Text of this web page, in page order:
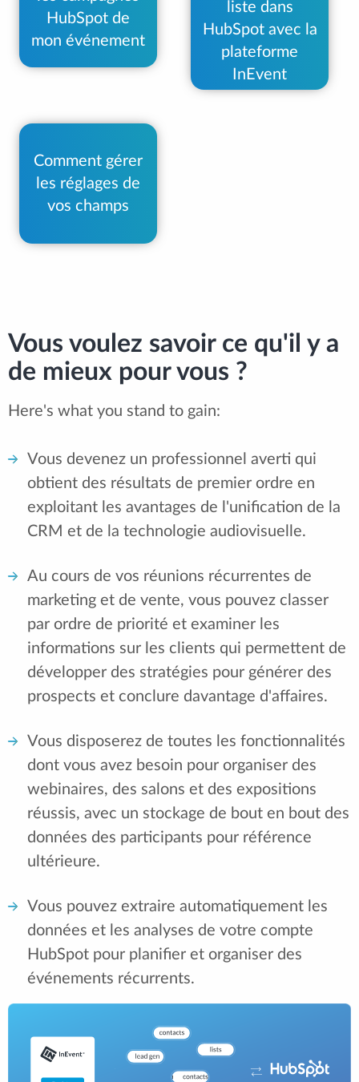
HubSpot de
mon événement
liste dans
HubSpot avec la
plateforme
InEvent
Comment gérer
les réglages de
vos champs
Vous voulez savoir ce qu'il y a
de mieux pour vous ?
Here's what you stand to gain:
Vous devenez un professionnel averti qui
obtient des résultats de premier ordre en
exploitant les avantages de l'unification de la
CRM et de la technologie audiovisuelle.
Au cours de vos réunions récurrentes de
marketing et de vente, vous pouvez classer
par ordre de priorité et examiner les
informations sur les clients qui permettent de
développer des stratégies pour générer des
prospects et conclure davantage d'affaires.
Vous disposerez de toutes les fonctionnalités
dont vous avez besoin pour organiser des
webinaires, des salons et des expositions
réussis, avec un stockage de bout en bout des
données des participants pour référence
ultérieure.
Vous pouvez extraire automatiquement les
données et les analyses de votre compte
HubSpot pour planifier et organiser des
événements récurrents.